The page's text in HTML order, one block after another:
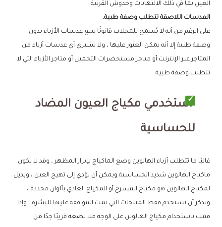
العين بما في ذلك الالتهابات وخدوش القرنية.
العدسات اللاصقة تتطلب وصفة طبية.
على الرغم من أنه لا يُسمح للمحلات قانونًا ببيع عدسات الأزياء بدون
وصفة طبية إلا أنه يمكن العثور عليها ، ولا تشتري أي عدسات أزياء من
المتاجر عبر الإنترنت أو متاجر مستحضرات التجميل أو متاجر الأزياء التي لا
تتطلب وصفة طبية.
استخدمي مكياج العيون المضاد
للحساسية
غالبًا ما تتطلب أزياء الهالوين وضع الماكياج لإبراز المظهر ، وقد لا يكون
ماكياج الهالوين شديد الحساسية ويمكن أن يؤدي إلى تهيج العين ، وبديل
لمكياج الهالوين هو مكياج المسرح أو المكياج العادي بألوان محددة ،
وتذكر أن تستخدم فقط المنتجات التي تمت الموافقة عليها للبشرة ، وإذا
قمت باستخدام مكياج الهالوين على الوجه فلا تضعه قريبًا جدًا من